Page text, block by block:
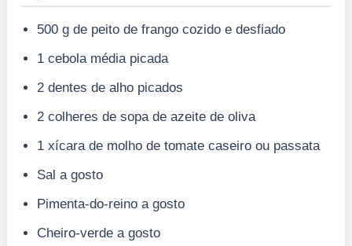
500 g de peito de frango cozido e desfiado
1 cebola média picada
2 dentes de alho picados
2 colheres de sopa de azeite de oliva
1 xícara de molho de tomate caseiro ou passata
Sal a gosto
Pimenta-do-reino a gosto
Cheiro-verde a gosto